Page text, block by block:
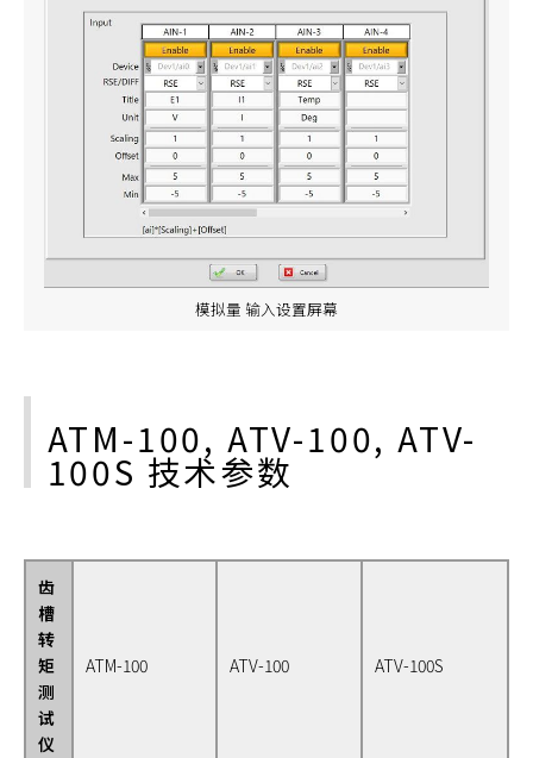
模拟量 输入设置屏幕
ATM-100, ATV-100, ATV-
100S 技术参数
齿
槽
转
矩
测
试
仪
ATM-100 ATV-100 ATV-100S